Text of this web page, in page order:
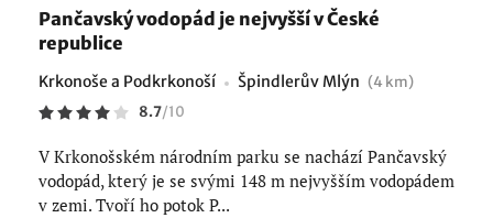
Pančavský vodopád je nejvyšší v České
republice
Krkonoše a Podkrkonoší Špindlerův Mlýn (4 km)
8.7/10
V Krkonošském národním parku se nachází Pančavský
vodopád, který je se svými 148 m nejvyšším vodopádem
v zemi. Tvoří ho potok P...